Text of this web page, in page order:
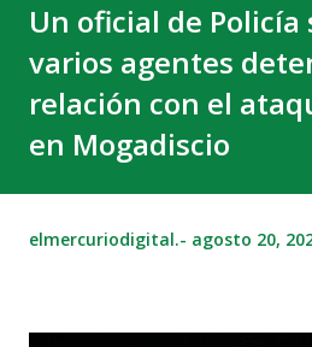
Un oficial de
varios agentes
relación con el
en Mogadiscio
elmercuriodigital.- agosto 20,